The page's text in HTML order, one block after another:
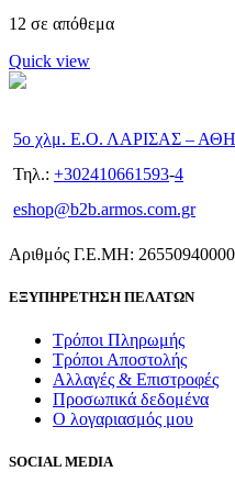
12 σε απόθεμα
Quick view
5ο χλμ. Ε.Ο. ΛΑΡΙΣΑΣ –
Τηλ.: +302410661593-4
eshop@b2b.armos.com.gr
Αριθμός Γ.Ε.ΜΗ: 26550940000
ΕΞΥΠΗΡΕΤΗΣΗ ΠΕΛΑΤΩΝ
Τρόποι Πληρωμής
Τρόποι Αποστολής
Αλλαγές & Επιστροφές
Προσωπικά δεδομένα
Ο λογαριασμός μου
SOCIAL MEDIA